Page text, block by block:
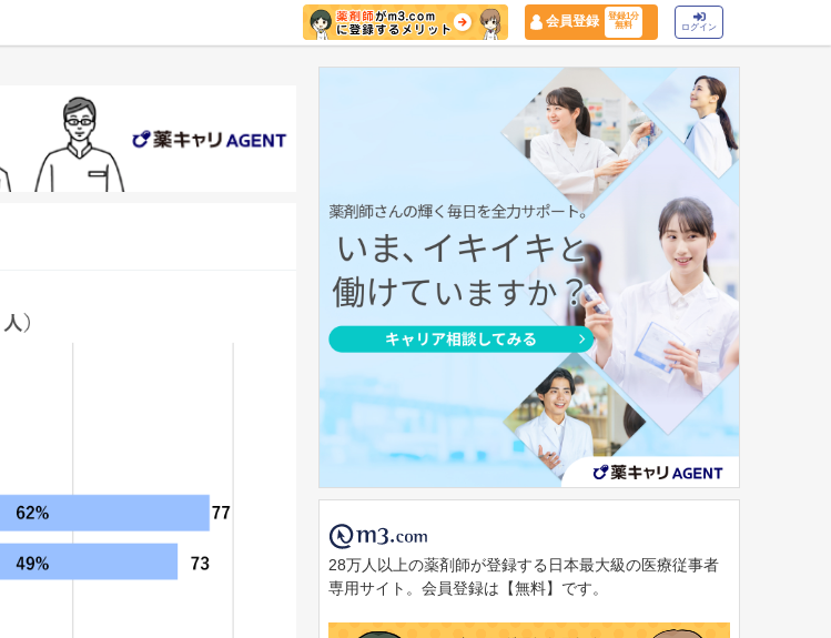
会員登録
登録1分
無料
ログイン
28万人以上の薬剤師が登録する日本最大級の医療従事者
専用サイト。会員登録は【無料】です。